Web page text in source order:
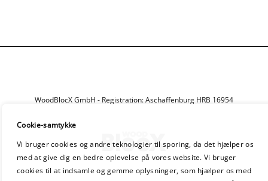
WoodBlocX GmbH - Registration: Aschaffenburg HRB 16954
Cookie-samtykke
Vi bruger cookies og andre teknologier til sporing, da det hjælper os
med at give dig en bedre oplevelse på vores website. Vi bruger
cookies til at indsamle og gemme oplysninger, som hjælper os med